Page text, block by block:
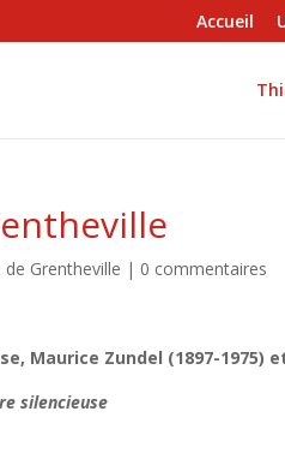
Accueil
Grentheville | 0 commentaires
Maurice Zundel (1897-1975)
silencieuse